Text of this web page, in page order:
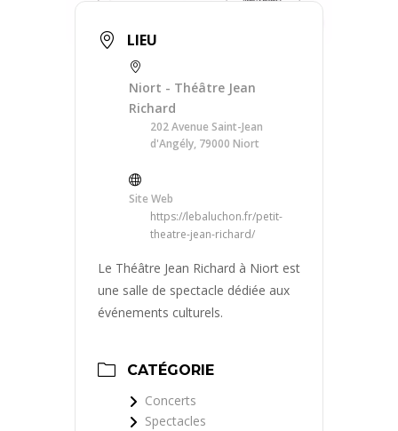
LIEU
Niort - Théâtre Jean
Richard
202 Avenue Saint-Jean
d'Angély, 79000 Niort
Site Web
https://lebaluchon.fr/petit-
theatre-jean-richard/
Le Théâtre Jean Richard à Niort est
une salle de spectacle dédiée aux
événements culturels.
CATÉGORIE
Concerts
Spectacles